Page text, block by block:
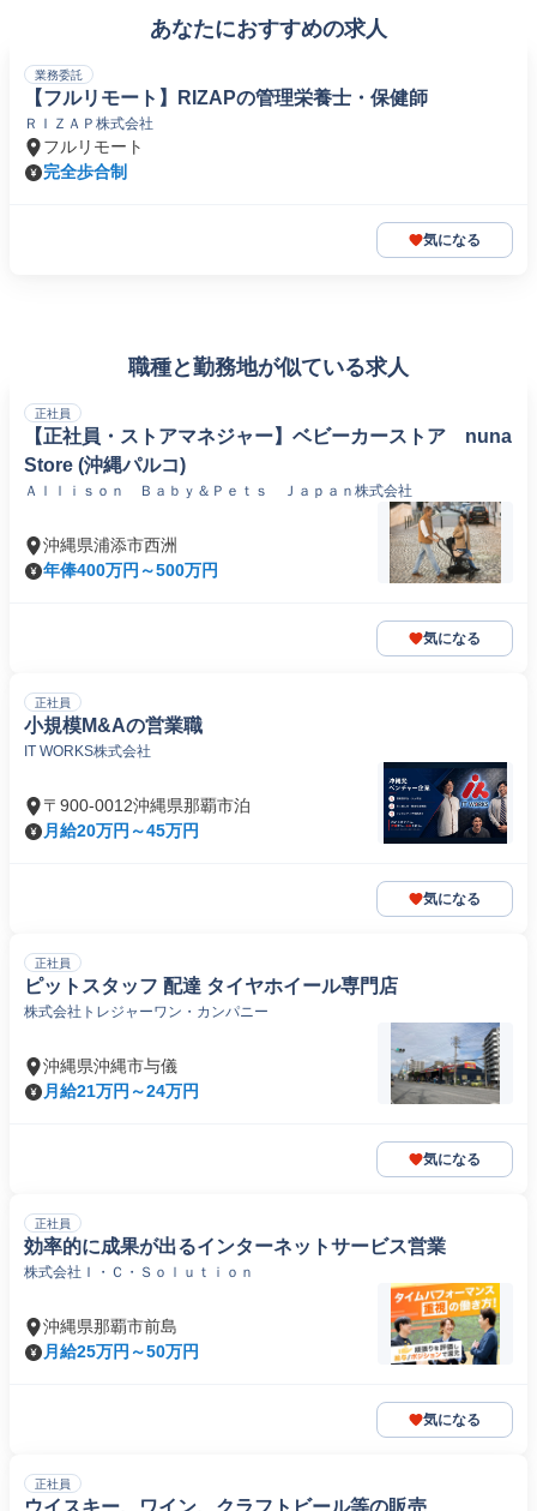
あなたにおすすめの求人
業務委託
【フルリモート】RIZAPの管理栄養士・保健師
ＲＩＺＡＰ株式会社
フルリモート
完全歩合制
気になる
職種と勤務地が似ている求人
正社員
【正社員・ストアマネジャー】ベビーカーストア nuna
Store (沖縄パルコ)
Ａｌｌｉｓｏｎ Ｂａｂｙ＆Ｐｅｔｓ Ｊａｐａｎ株式会社
沖縄県浦添市西洲
年俸400万円～500万円
気になる
正社員
小規模M&Aの営業職
IT WORKS株式会社
〒900-0012沖縄県那覇市泊
月給20万円～45万円
気になる
正社員
ピットスタッフ 配達 タイヤホイール専門店
株式会社トレジャーワン・カンパニー
沖縄県沖縄市与儀
月給21万円～24万円
気になる
正社員
効率的に成果が出るインターネットサービス営業
株式会社Ｉ・Ｃ・Ｓｏｌｕｔｉｏｎ
沖縄県那覇市前島
月給25万円～50万円
気になる
正社員
ウイスキー、ワイン、クラフトビール等の販売